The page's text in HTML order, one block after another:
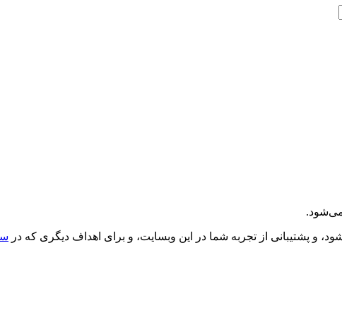
می‌شود.
پشتیبانی از تجربه شما در این وبسایت، و برای اهداف دیگری که در